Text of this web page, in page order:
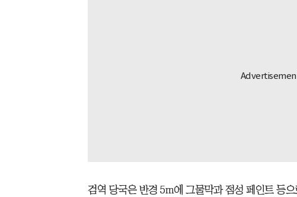
검역 당국은 반경 5m에 그물막과 점성 페인트 등